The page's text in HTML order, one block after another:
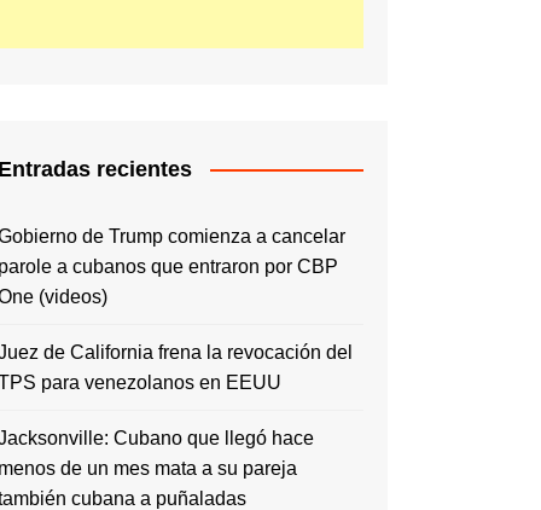
Entradas recientes
de Trump comienza a cancelar
parole a cubanos que entraron por CBP
(videos)
de California frena la revocación del
para venezolanos en EEUU
Cubano que llegó hace
menos de un mes mata a su pareja
cubana a puñaladas